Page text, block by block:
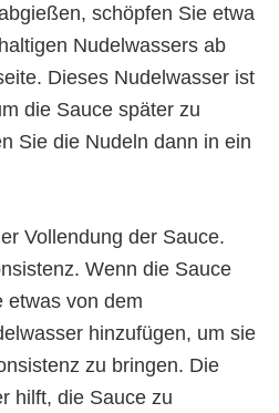
schöpfen Sie etwa
Nudelwassers ab
Dieses Nudelwasser ist
die Sauce später zu
Sie die Nudeln dann in ein
Vollendung der Sauce.
Wenn die Sauce
etwas von dem
hinzufügen, um sie
zu bringen. Die
hilft, die Sauce zu